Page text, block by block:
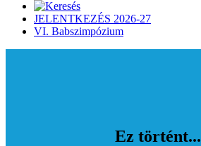
JELENTKEZÉS 2026-27
VI. Babszimpózium
Ez történt...